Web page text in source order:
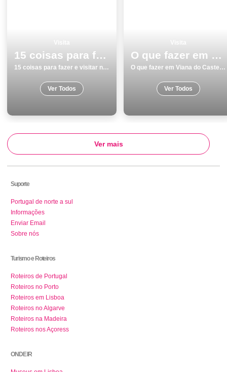
15 coisas para fazer e visitar no inverno em GuimarÃ£es
15 coisas para fazer e visitar no inverno em GuimarÃ£es
Ver Todos
O que fazer em Viana do Castelo os 12 melhores pontos turisticos
O que fazer em Viana do Castelo os 12 melhores pontos turisticos
Ver Todos
Ver mais
Suporte
Portugal de norte a sul
Informações
Enviar Email
Sobre nós
Turismo e Roteiros
Roteiros de Portugal
Roteiros no Porto
Roteiros em Lisboa
Roteiros no Algarve
Roteiros na Madeira
Roteiros nos Açoress
ONDE IR